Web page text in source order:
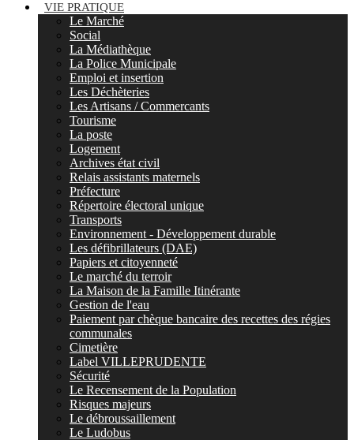
VIE PRATIQUE
Le Marché
Social
La Médiathèque
La Police Municipale
Emploi et insertion
Les Déchèteries
Les Artisans / Commercants
Tourisme
La poste
Logement
Archives état civil
Relais assistants maternels
Préfecture
Répertoire électoral unique
Transports
Environnement - Développement durable
Les défibrillateurs (DAE)
Papiers et citoyenneté
Le marché du terroir
La Maison de la Famille Itinérante
Gestion de l'eau
Paiement par chèque bancaire des recettes des régies
communales
Cimetière
Label VILLEPRUDENTE
Sécurité
Le Recensement de la Population
Risques majeurs
Le débroussaillement
Le Ludobus